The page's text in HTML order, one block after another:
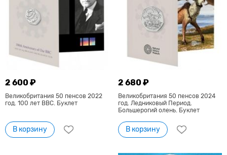
2 600 ₽
Великобритания 50 пенсов 2022
год. 100 лет BBC. Буклет
В корзину
2 680 ₽
Великобритания 50 пенсов 2024
год. Ледниковый Период.
Большерогий олень. Буклет
В корзину